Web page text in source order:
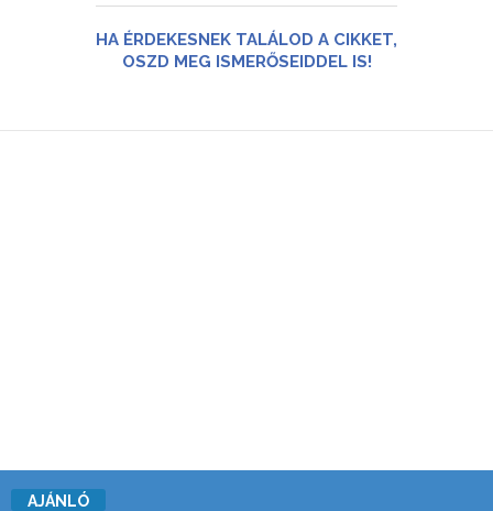
HA ÉRDEKESNEK TALÁLOD A CIKKET,
OSZD MEG ISMERŐSEIDDEL IS!
AJÁNLÓ